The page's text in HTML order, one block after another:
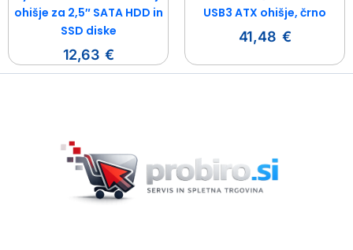
ohišje za 2,5″ SATA HDD in
SSD diske
12,63 €
USB3 ATX ohišje, črno
41,48 €